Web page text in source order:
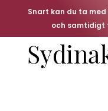
Snart kan du ta
och samtidigt